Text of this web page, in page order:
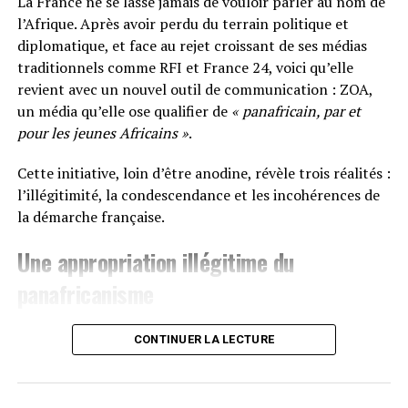
l’Afrique. Après avoir perdu du terrain politique et
diplomatique, et face au rejet croissant de ses médias
traditionnels comme RFI et France 24, voici qu’elle
revient avec un nouvel outil de communication : ZOA,
un média qu’elle ose qualifier de « panafricain, par et
pour les jeunes Africains ».
Cette initiative, loin d’être anodine, révèle trois réalités :
l’illégitimité, la condescendance et les incohérences de
la démarche française.
Une appropriation illégitime du
Le termepanafricainn’est pas une étiquette marketing.
C’est un combat, une idéologie née dans la douleur des
CONTINUER LA LECTURE